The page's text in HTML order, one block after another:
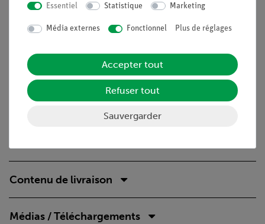
pour des expériences ultérieures
de démonstration de physique
multimètres ADM3
Objectifs Pédagogiques
Les élèves observent la conversion de l'énergie
Contenu de livraison
Médias / Téléchargements
Essentiel Statistique Marketing
Média externes Fonctionnel Plus de réglages
Accepter tout
Refuser tout
Sauvergarder